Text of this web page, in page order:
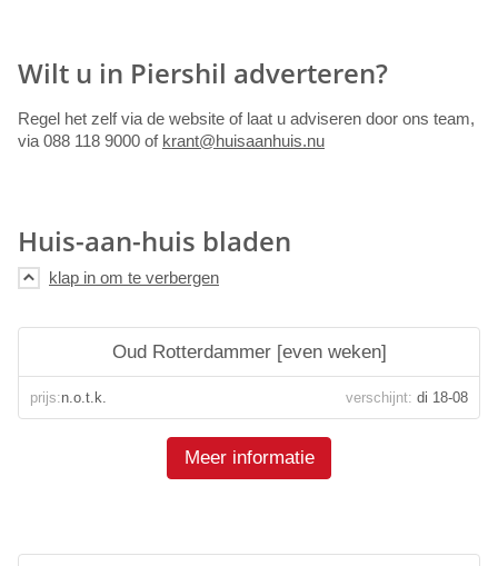
Wilt u in Piershil adverteren?
Regel het zelf via de website of laat u adviseren door ons team,
via 088 118 9000 of krant@huisaanhuis.nu
Huis-aan-huis bladen
Oud Rotterdammer [even weken]
prijs:n.o.t.k. verschijnt: di 18-08
Meer informatie